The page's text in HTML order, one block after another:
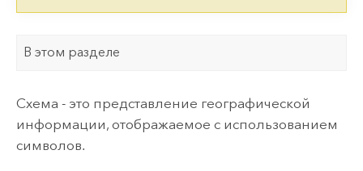
В этом разделе
Схема - это представление географической
информации, отображаемое с использованием
символов.